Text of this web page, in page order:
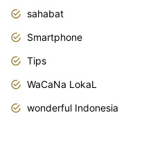
sahabat
Smartphone
Tips
WaCaNa LokaL
wonderful Indonesia